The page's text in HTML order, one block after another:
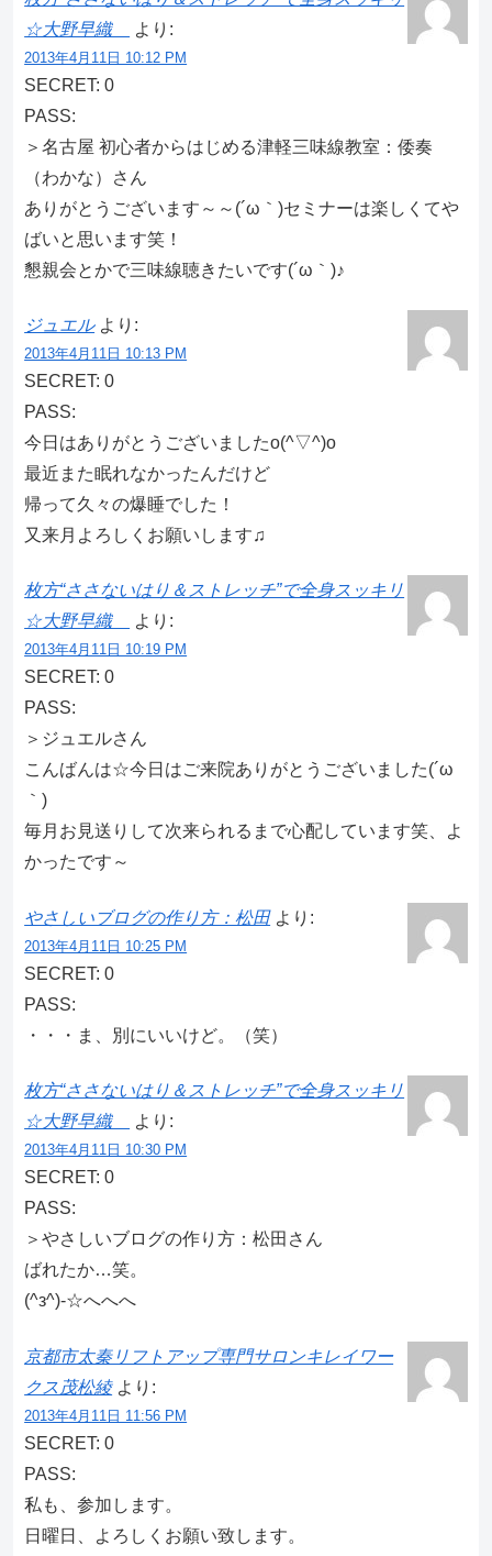
☆大野早織
より:
2013年4月11日 10:12 PM
SECRET: 0
PASS:
＞名古屋 初心者からはじめる津軽三味線教室：倭奏
（わかな）さん
ありがとうございます～～(´ω｀)セミナーは楽しくてや
ばいと思います笑！
懇親会とかで三味線聴きたいです(´ω｀)♪
ジュエル より:
2013年4月11日 10:13 PM
SECRET: 0
PASS:
今日はありがとうございましたo(^▽^)o
最近また眠れなかったんだけど
帰って久々の爆睡でした！
又来月よろしくお願いします♫
枚方“ささないはり＆ストレッチ”で全身スッキリ
☆大野早織
より:
2013年4月11日 10:19 PM
SECRET: 0
PASS:
＞ジュエルさん
こんばんは☆今日はご来院ありがとうございました(´ω
｀)
毎月お見送りして次来られるまで心配しています笑、よ
かったです～
やさしいブログの作り方：松田 より:
2013年4月11日 10:25 PM
SECRET: 0
PASS:
・・・ま、別にいいけど。（笑）
枚方“ささないはり＆ストレッチ”で全身スッキリ
☆大野早織
より:
2013年4月11日 10:30 PM
SECRET: 0
PASS:
＞やさしいブログの作り方：松田さん
ばれたか…笑。
(^з^)-☆へへへ
京都市太秦リフトアップ専門サロンキレイワー
クス茂松綾 より:
2013年4月11日 11:56 PM
SECRET: 0
PASS:
私も、参加します。
日曜日、よろしくお願い致します。